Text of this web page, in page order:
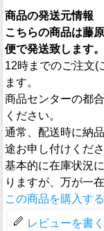
商品の発送元情報
こちらの商品は藤
便で発送致します。
12時までのご注文(
ます。
商品センターの都
ください。
通常、配送時に納
途お申し付けくださ
基本的に在庫状況
りますが、万が一
この商品を購入する
レビューを書く